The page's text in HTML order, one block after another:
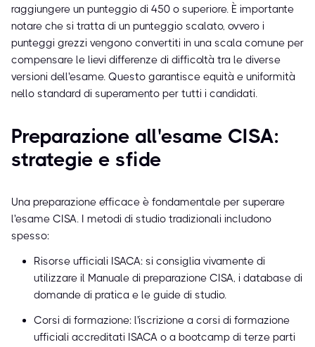
raggiungere un punteggio di 450 o superiore. È importante
notare che si tratta di un punteggio scalato, ovvero i
punteggi grezzi vengono convertiti in una scala comune per
compensare le lievi differenze di difficoltà tra le diverse
versioni dell'esame. Questo garantisce equità e uniformità
nello standard di superamento per tutti i candidati.
Preparazione all'esame CISA:
strategie e sfide
Una preparazione efficace è fondamentale per superare
l'esame CISA. I metodi di studio tradizionali includono
spesso:
Risorse ufficiali ISACA: si consiglia vivamente di
utilizzare il Manuale di preparazione CISA, i database di
domande di pratica e le guide di studio.
Corsi di formazione: l'iscrizione a corsi di formazione
ufficiali accreditati ISACA o a bootcamp di terze parti